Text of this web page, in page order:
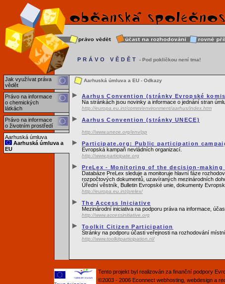
Jak využívat práva
vědět
Právo na informace
o chemických
látkách
Právo na informace
o životním prostředí
Aarhuská úmluva
Aarhuská úmluva a
EU
PRÁVO VĚDĚT
- Pod pokličkou není tma!
Aarhuská úmluva a EU - Odkazy
Aarhus Convention (stránky Evropské
Na stránkách jsou novinky a informace o jednání stran
http://europa.eu.int/comm/environment/aarhus/index.htm
Aarhus Convention (stránky UNECE)
http://www.unece.org/env/pp
Participate.org: Public participation
Evropská kampaň nevládních organizací.
http://www.participate.org
PreLex - Monitoring of the decision-
Databáze PreLex sleduje a monitoruje hlavní fáze
rozpočtových dokumentů, uzavíraných mezinárodních
Úřední věstník, Bulletin Evropské unie, dokumenty
http://europa.eu.int/prelex/
The Access Iniciative
Mezinárodní iniciativa na podporu práva na informace,
http://www.accessinitiative.org
Toolkit Citizen Participation
Stránky na podporu účasti veřejnosti na rozhodování
http://www.toolkitparticipation.nl/
Tento projekt byl realizován za finanční podpory
©2003 - 2006 Econnect webhosting webdesign a